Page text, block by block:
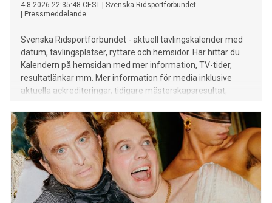
4.8.2026 22:35:48 CEST
Svenska Ridsportförbundet
Pressmeddelande
Svenska Ridsportförbundet - aktuell tävlingskalender med
datum, tävlingsplatser, ryttare och hemsidor. Här hittar du
Kalendern på hemsidan med mer information, TV-tider,
resultatlänkar mm. Mer information för media inklusive
aktuella ackrediteringar, tidigare mästerskapsresultat,